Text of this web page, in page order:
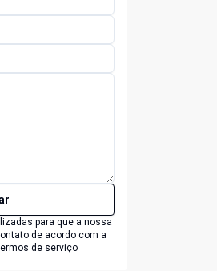
para que a nossa
de acordo com a
de serviço